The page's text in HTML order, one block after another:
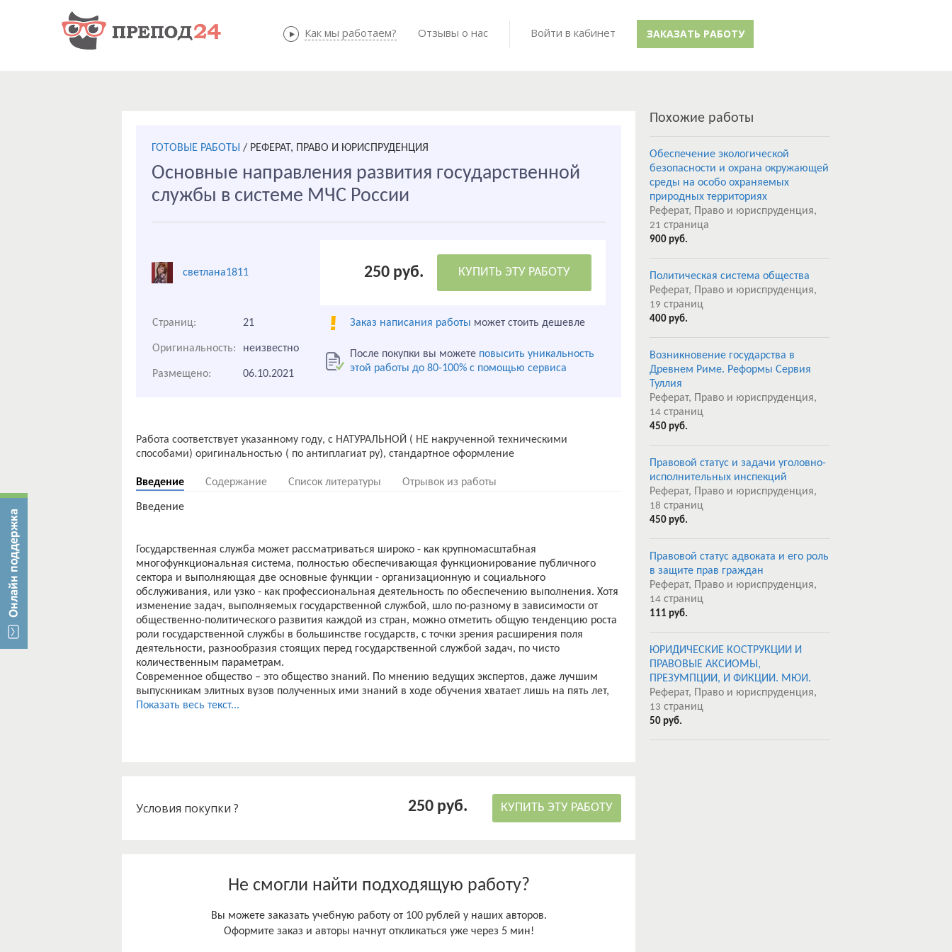
Как мы работаем? Готовые работы
Как мы работаем? Отзывы о нас Войти в кабинет ЗАКАЗАТЬ РАБОТУ
ГОТОВЫЕ РАБОТЫ / РЕФЕРАТ, ПРАВО И ЮРИСПРУДЕНЦИЯ
Основные направления развития государственной
службы в системе МЧС России
светлана1811 250 руб. КУПИТЬ ЭТУ РАБОТУ
Страниц: 21 Заказ написания работы может стоить дешевле
Оригинальность: неизвестно После покупки вы можете повысить уникальность
этой работы до 80-100% с помощью сервиса
Размещено: 06.10.2021
Работа соответствует указанному году, с НАТУРАЛЬНОЙ ( НЕ накрученной техническими
Введение Содержание Список литературы Отрывок из работы
Введение
Государственная служба может рассматриваться широко - как крупномасштабная
многофункциональная система, полностью обеспечивающая функционирование публичного
сектора и выполняющая две основные функции - организационную и социального
обслуживания, или узко - как профессиональная деятельность по обеспечению выполнения. Хотя
изменение задач, выполняемых государственной службой, шло по-разному в зависимости от
общественно-политического развития каждой из стран, можно отметить общую тенденцию роста
роли государственной службы в большинстве государств, с точки зрения расширения поля
деятельности, разнообразия стоящих перед государственной службой задач, по чисто
количественным параметрам.
Современное общество – это общество знаний. По мнению ведущих экспертов, даже лучшим
выпускникам элитных вузов полученных ими знаний в ходе обучения хватает лишь на пять лет,
после чего знания устаревают, и требуется их обновление.
Показать весь текст...
Условия покупки ? 250 руб. КУПИТЬ ЭТУ РАБОТУ
Не смогли найти подходящую работу?
Вы можете заказать учебную работу от 100 рублей у наших авторов.
Оформите заказ и авторы начнут откликаться уже через 5 мин!
Похожие работы
Обеспечение экологической
безопасности и охрана окружающей
среды на особо охраняемых
природных территориях
Реферат, Право и юриспруденция,
21 страница
900 руб.
Политическая система общества
Реферат, Право и юриспруденция,
19 страниц
400 руб.
Возникновение государства в
Древнем Риме. Реформы Сервия
Туллия
Реферат, Право и юриспруденция,
14 страниц
450 руб.
Правовой статус и задачи уголовно-
исполнительных инспекций
Реферат, Право и юриспруденция,
18 страниц
450 руб.
Правовой статус адвоката и его роль
в защите прав граждан
Реферат, Право и юриспруденция,
14 страниц
111 руб.
ЮРИДИЧЕСКИЕ КОСТРУКЦИИ И
ПРАВОВЫЕ АКСИОМЫ,
ПРЕЗУМПЦИИ, И ФИКЦИИ. МЮИ.
Реферат, Право и юриспруденция,
13 страниц
50 руб.